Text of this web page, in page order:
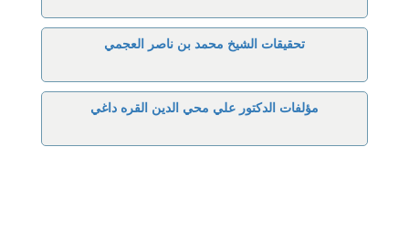
تحقيقات الشيخ محمد بن ناصر العجمي
مؤلفات الدكتور علي محي الدين القره داغي